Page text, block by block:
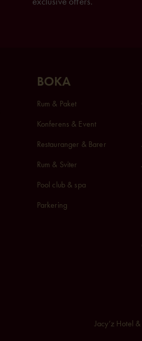
BOKA
Rum & Paket
Konferens & Event
Restauranger & Barer
Rum & Sviter
Pool club & spa
Parkering
Jacy’z Hotel